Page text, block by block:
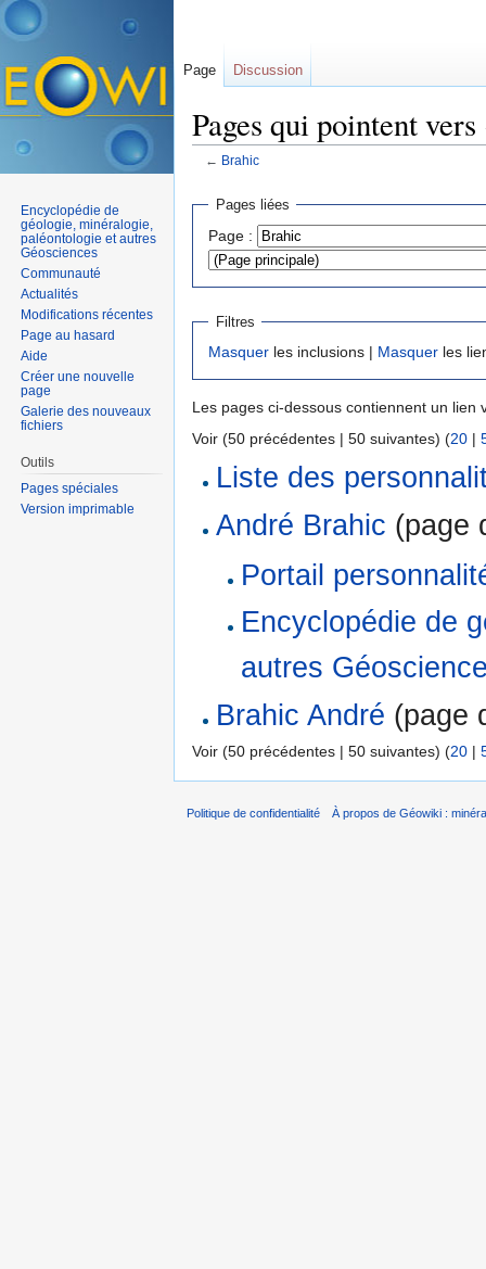
Pages qui pointent
← Brahic
Pages liées
Page :
Filtres
Masquer les inclusions | Masquer les
Les pages ci-dessous contiennent un lien
Voir (50 précédentes | 50 suivantes) (20 |
Liste des
André Brahic (page
Portail
Encyclopédie de
autres
Brahic André (page
Voir (50 précédentes | 50 suivantes) (20 |
Page Discussion
Encyclopédie de
géologie, minéralogie,
paléontologie et autres
Géosciences
Communauté
Actualités
Modifications récentes
Page au hasard
Aide
Créer une nouvelle
page
Galerie des nouveaux
fichiers
Outils
Pages spéciales
Version imprimable
Politique de confidentialité À propos de Géowiki :